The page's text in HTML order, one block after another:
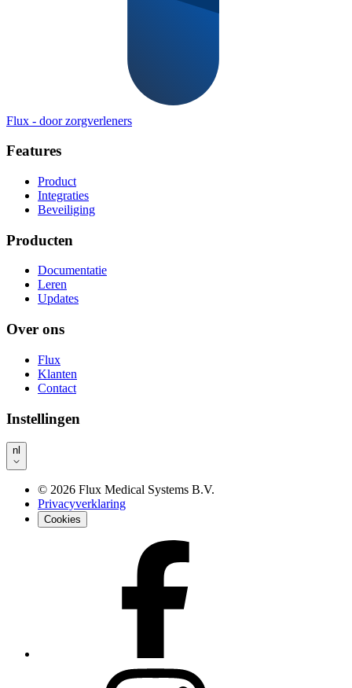
Flux - door zorgverleners
Features
Product
Integraties
Beveiliging
Producten
Documentatie
Leren
Updates
Over ons
Flux
Klanten
Contact
Instellingen
nl
© 2026 Flux Medical Systems B.V.
Privacyverklaring
Cookies